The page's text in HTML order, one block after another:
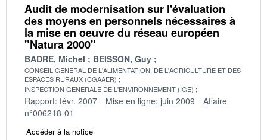
Audit de modernisation sur l'évaluation
des moyens en personnels nécessaires à
la mise en oeuvre du réseau européen
"Natura 2000"
BADRE, Michel BEISSON, Guy
CONSEIL GENERAL DE L'ALIMENTATION, DE L'AGRICULTURE ET DES
ESPACES RURAUX (CGAAER)
INSPECTION GENERALE DE L'ENVIRONNEMENT (IGE)
Rapport: févr. 2007 Mise en ligne: juin 2009
Affaire
n°006218-01
Accéder à la notice